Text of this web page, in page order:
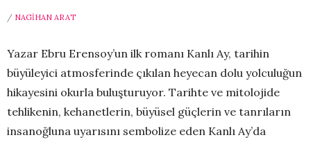
/ NAGIHAN ARAT
Yazar Ebru Erensoy’un ilk romanı Kanlı Ay, tarihin
büyüleyici atmosferinde çıkılan heyecan dolu yolculuğun
hikayesini okurla buluşturuyor. Tarihte ve mitolojide
tehlikenin, kehanetlerin, büyüsel güçlerin ve tanrıların
insanoğluna uyarısını sembolize eden Kanlı Ay’da